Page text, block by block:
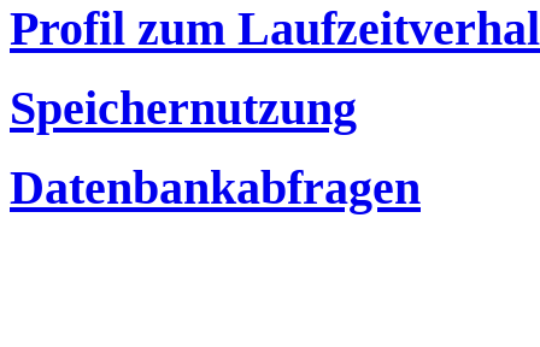
Profil zum
Speichernutzung
Datenbankabfragen